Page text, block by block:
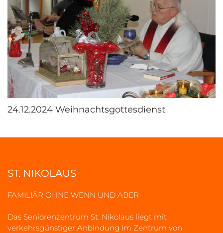
24.12.2024 Weihnachtsgottesdienst
ST. NIKOLAUS
FAMILIÄR OHNE WENN UND ABER
Das Seniorenzentrum St. Nikolaus liegt mit
verkehrsgünstiger Anbindung im Zentrum von